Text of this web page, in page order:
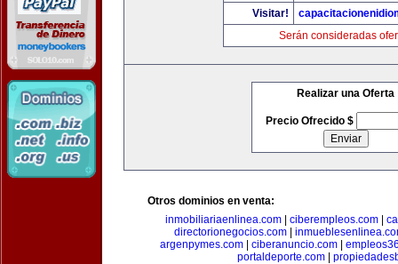
Visitar!
Serán consideradas
Realizar una Oferta
Precio Ofrecido $
Otros dominios en venta:
inmobiliariaenlinea.com| ciberempleos.com|
directorionegocios.com
argenpymes.com| ciberanuncio.com|
portaldeporte.com|